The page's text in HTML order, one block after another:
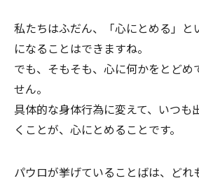
私たちはふだん、「心にとめる」と
になることはできますね。
でも、そもそも、心に何かをとどめ
せん。
具体的な身体行為に変えて、いつも
くことが、心にとめることです。
パウロが挙げていることばは、どれ